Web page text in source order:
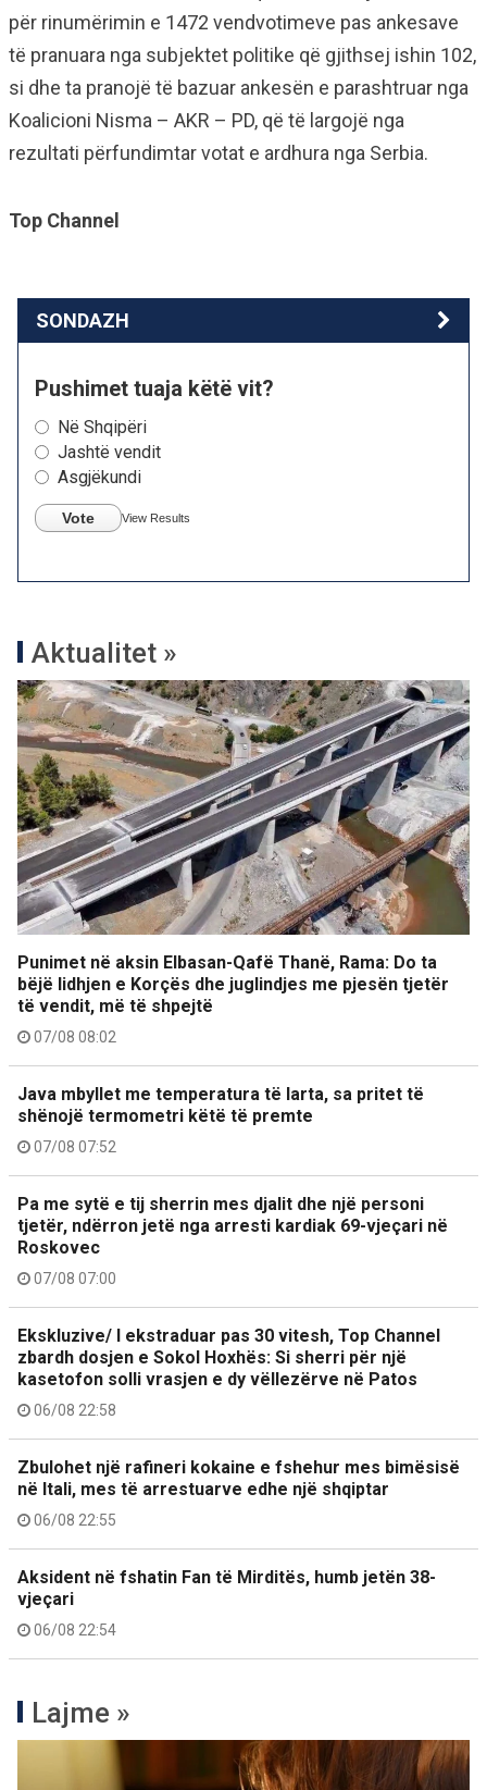
për rinumërimin e 1472 vendvotimeve pas ankesave
të pranuara nga subjektet politike që gjithsej ishin 102,
si dhe ta pranojë të bazuar ankesën e parashtruar nga
Koalicioni Nisma – AKR – PD, që të largojë nga
rezultati përfundimtar votat e ardhura nga Serbia.
Top Channel
SONDAZH
Pushimet tuaja këtë vit?
Në Shqipëri
Jashtë vendit
Asgjëkundi
Vote View Results
Aktualitet »
Punimet në aksin Elbasan-Qafë Thanë, Rama: Do ta
bëjë lidhjen e Korçës dhe juglindjes me pjesën tjetër
të vendit, më të shpejtë
07/08 08:02
Java mbyllet me temperatura të larta, sa pritet të
shënojë termometri këtë të premte
07/08 07:52
Pa me sytë e tij sherrin mes djalit dhe një personi
tjetër, ndërron jetë nga arresti kardiak 69-vjeçari në
Roskovec
07/08 07:00
Ekskluzive/ I ekstraduar pas 30 vitesh, Top Channel
zbardh dosjen e Sokol Hoxhës: Si sherri për një
kasetofon solli vrasjen e dy vëllezërve në Patos
06/08 22:58
Zbulohet një rafineri kokaine e fshehur mes bimësisë
në Itali, mes të arrestuarve edhe një shqiptar
06/08 22:55
Aksident në fshatin Fan të Mirditës, humb jetën 38-
vjeçari
06/08 22:54
Lajme »